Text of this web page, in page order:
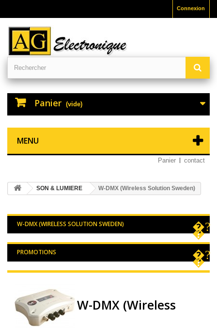
Connexion
Panier (vide)
MENU
Panier contact
SON & LUMIERE W-DMX (Wireless Solution Sweden)
W-DMX (WIRELESS SOLUTION SWEDEN)
PROMOTIONS
W-DMX (Wireless